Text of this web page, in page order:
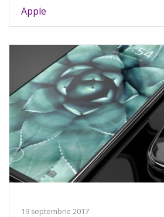
Apple
19 septembrie 2017